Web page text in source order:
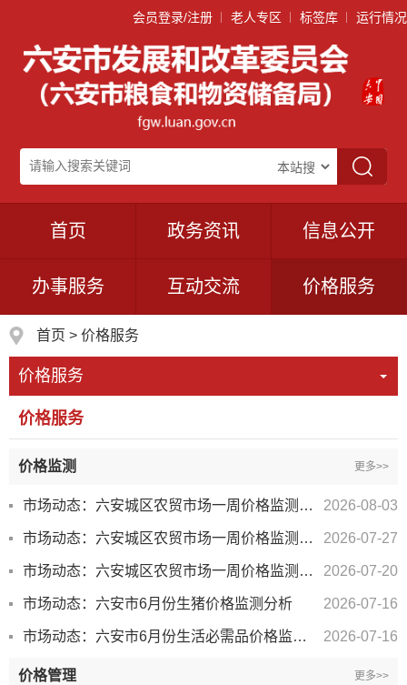
会员登录/注册 老人专区 标签库 运行情况
首页 政务资讯 信息公开
办事服务 互动交流 价格服务
首页 > 价格服务
价格服务
价格服务
价格监测 更多>>
市场动态：六安城区农贸市场一周价格监测分析 （2026年7月27日-2026年8月3日） 2026-08-03
市场动态：六安城区农贸市场一周价格监测分析 （2026年7月20日-2026年7月27日） 2026-07-27
市场动态：六安城区农贸市场一周价格监测分析 （2026年7月13日-2026年7月20日） 2026-07-20
市场动态：六安市6月份生猪价格监测分析 2026-07-16
市场动态：六安市6月份生活必需品价格监测分析 2026-07-16
价格管理 更多>>